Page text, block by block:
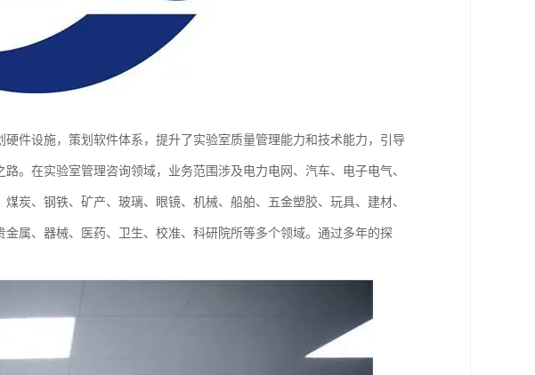
件设施，策划软件体系，提升了实验室质量管理能力和技术能力，引导
。在实验室管理咨询领域，业务范围涉及电力电网、汽车、电子电气、
炭、钢铁、矿产、玻璃、眼镜、机械、船舶、五金塑胶、玩具、建材、
属、器械、医药、卫生、校准、科研院所等多个领域。通过多年的探